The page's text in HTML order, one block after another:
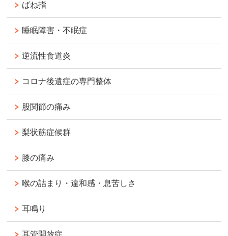
ばね指
睡眠障害・不眠症
逆流性食道炎
コロナ後遺症の専門整体
股関節の痛み
梨状筋症候群
膝の痛み
喉の詰まり・違和感・息苦しさ
耳鳴り